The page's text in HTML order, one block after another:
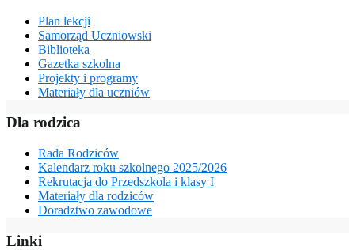
Plan lekcji
Samorząd Uczniowski
Biblioteka
Gazetka szkolna
Projekty i programy
Materiały dla uczniów
Dla rodzica
Rada Rodziców
Kalendarz roku szkolnego 2025/2026
Rekrutacja do Przedszkola i klasy I
Materiały dla rodziców
Doradztwo zawodowe
Linki